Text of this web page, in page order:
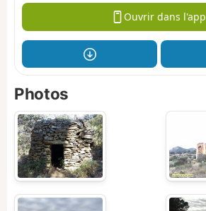
Ouvrir dans l'app
Photos